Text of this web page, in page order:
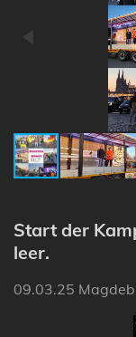
Start der
leer.
09.03.25